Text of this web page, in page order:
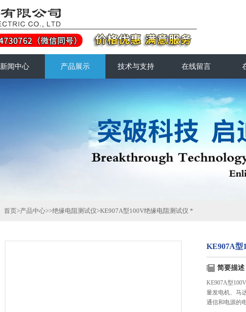
新闻中心 产品展示 技术与支持 在线留言
首页>产品中心>>绝缘电阻测试仪>KE907A型100V绝缘电阻测试仪 *
KE907A型
简要描述
KE907A型
量发电机、马
通信和电源的